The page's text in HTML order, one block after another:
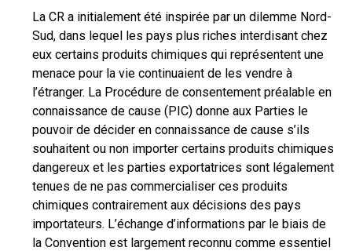
La CR a initialement été inspirée par un dilemme Nord-
Sud, dans lequel les pays plus riches interdisant chez
eux certains produits chimiques qui représentent une
menace pour la vie continuaient de les vendre à
l’étranger. La Procédure de consentement préalable en
connaissance de cause (PIC) donne aux Parties le
pouvoir de décider en connaissance de cause s’ils
souhaitent ou non importer certains produits chimiques
dangereux et les parties exportatrices sont légalement
tenues de ne pas commercialiser ces produits
chimiques contrairement aux décisions des pays
importateurs. L’échange d’informations par le biais de
la Convention est largement reconnu comme essentiel